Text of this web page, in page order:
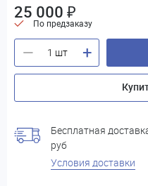
25 000 ₽
По предзаказу
— +
Бесплатная
руб
Условия доставки